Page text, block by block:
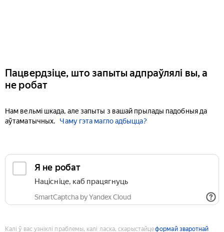
Пацвердзіце, што запыты адпраўлялі вы, а
не робат
Нам вельмі шкада, але запыты з вашай прылады падобныя да
аўтаматычных.
Чаму гэта магло адбыцца?
Я не робат
Націсніце, каб працягнуць
SmartCaptcha by Yandex Cloud
Калі ў вас узніклі праблемы, калі ласка, скарыстайцеформай зваротнай